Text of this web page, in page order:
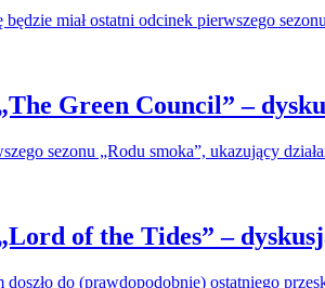
będzie miał ostatni odcinek pierwszego
Green Council” –
sezonu „Rodu smoka”, ukazujący
of the Tides” –
do (prawdopodobnie) ostatniego